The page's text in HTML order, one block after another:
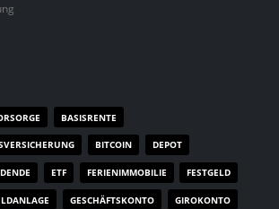
BASISRENTE
BITCOIN DEPOT
ETF FERIENIMMOBILIE FESTGELD
GESCHÄFTSKONTO GIROKONTO